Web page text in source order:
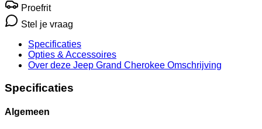
Proefrit
Stel je vraag
Specificaties
Opties & Accessoires
Over deze Jeep Grand Cherokee Omschrijving
Specificaties
Algemeen